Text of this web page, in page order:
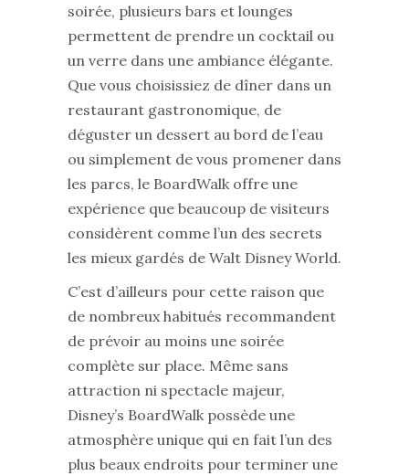
soirée, plusieurs bars et lounges
permettent de prendre un cocktail ou
un verre dans une ambiance élégante.
Que vous choisissiez de dîner dans un
restaurant gastronomique, de
déguster un dessert au bord de l’eau
ou simplement de vous promener dans
les parcs, le BoardWalk offre une
expérience que beaucoup de visiteurs
considèrent comme l’un des secrets
les mieux gardés de Walt Disney World.
C’est d’ailleurs pour cette raison que
de nombreux habitués recommandent
de prévoir au moins une soirée
complète sur place. Même sans
attraction ni spectacle majeur,
Disney’s BoardWalk possède une
atmosphère unique qui en fait l’un des
plus beaux endroits pour terminer une